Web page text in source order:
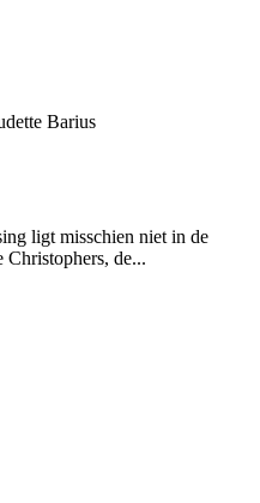
ligt misschien niet in de
Christophers, de...